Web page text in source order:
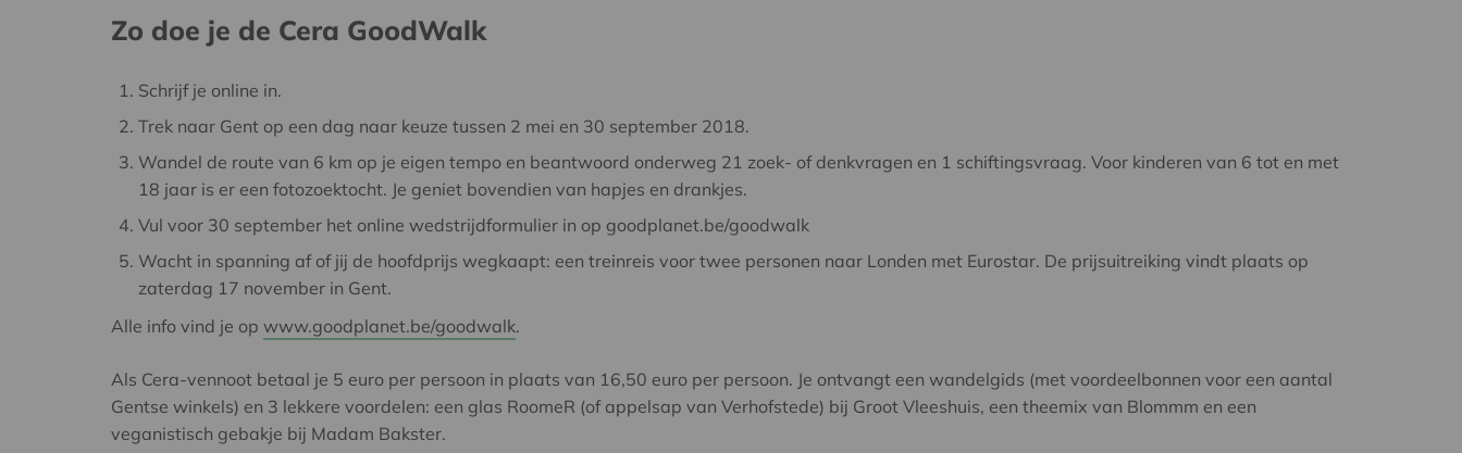
Zo doe je de Cera GoodWalk
Schrijf je online in.
Trek naar Gent op een dag naar keuze tussen 2 mei en 30 september 2018.
Wandel de route van 6 km op je eigen tempo en beantwoord onderweg 21 zoek- of denkvragen en 1 schiftingsvraag. Voor kinderen van 6 tot en met
18 jaar is er een fotozoektocht. Je geniet bovendien van hapjes en drankjes.
Vul voor 30 september het online wedstrijdformulier in op goodplanet.be/goodwalk
Wacht in spanning af of jij de hoofdprijs wegkaapt: een treinreis voor twee personen naar Londen met Eurostar. De prijsuitreiking vindt plaats op
zaterdag 17 november in Gent.
Alle info vind je op www.goodplanet.be/goodwalk.
Als Cera-vennoot betaal je 5 euro per persoon in plaats van 16,50 euro per persoon. Je ontvangt een wandelgids (met voordeelbonnen voor een aantal
Gentse winkels) en 3 lekkere voordelen: een glas RoomeR (of appelsap van Verhofstede) bij Groot Vleeshuis, een theemix van Blommm en een
veganistisch gebakje bij Madam Bakster.